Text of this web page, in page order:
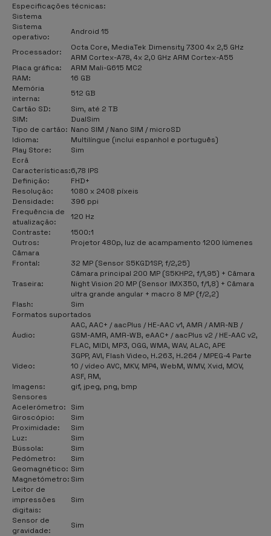
Especificações técnicas:
Sistema
Sistema
operativo:
Android 15
Processador:
Octa Core, MediaTek Dimensity 7300 4x 2,5 GHz
ARM Cortex-A78, 4x 2,0 GHz ARM Cortex-A55
Placa gráfica:
ARM Mali-G615 MC2
RAM:
16 GB
Memória
interna:
512 GB
Cartão SD:
Sim, até 2 TB
SIM:
DualSim
Tipo de cartão: Nano SIM / Nano SIM / microSD
Idioma:
Multilíngue (inclui espanhol e português)
Play Store:
Sim
Ecrã
Características:6,78 IPS
Definição:
FHD+
Resolução:
1080 x 2408 píxeis
Densidade:
396 ppi
Frequência de
atualização:
120 Hz
Contraste:
1500:1
Outros:
Projetor 480p, luz de acampamento 1200 lúmenes
Câmara
Frontal:
32 MP (Sensor S5KGD1SP, f/2,25)
Traseira:
Câmara principal 200 MP (S5KHP2, f/1,95) + Câmara
Night Vision 20 MP (Sensor IMX350, f/1,8) + Câmara
ultra grande angular + macro 8 MP (f/2,2)
Flash:
Sim
Formatos suportados
Áudio:
AAC, AAC+ / aacPlus / HE-AAC v1, AMR / AMR-NB /
GSM-AMR, AMR-WB, eAAC+ / aacPlus v2 / HE-AAC v2,
FLAC, MIDI, MP3, OGG, WMA, WAV, ALAC, APE
Vídeo:
3GPP, AVI, Flash Video, H.263, H.264 / MPEG-4 Parte
10 / vídeo AVC, MKV, MP4, WebM, WMV, Xvid, MOV,
ASF, RM,
Imagens:
gif, jpeg, png, bmp
Sensores
Acelerómetro:
Sim
Giroscópio:
Sim
Proximidade:
Sim
Luz:
Sim
Bússola:
Sim
Pedómetro:
Sim
Geomagnético: Sim
Magnetómetro: Sim
Leitor de
impressões
digitais:
Sim
Sensor de
gravidade:
Sim